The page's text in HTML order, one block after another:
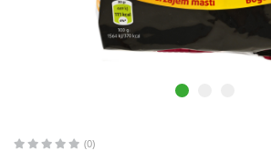
(0)